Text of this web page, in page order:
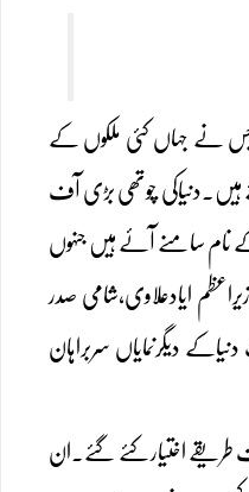
جس نے جہاں کئی ملکوں کے
ہیں۔دنیاکی چوتھی بڑی آف
کے نام سامنے آئے ہیں جنہوں
ایادعلاوی،شامی صدر
دیگرنمایاں سربراہان
طریقے اختیارکئے گئے۔ان